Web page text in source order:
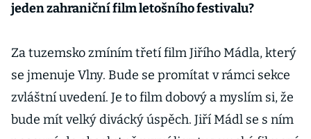
jeden zahraniční film letošního festivalu?
Za tuzemsko zmíním třetí film Jiřího Mádla, který
se jmenuje Vlny. Bude se promítat v rámci sekce
zvláštní uvedení. Je to film dobový a myslím si, že
bude mít velký divácký úspěch. Jiří Mádl se s ním